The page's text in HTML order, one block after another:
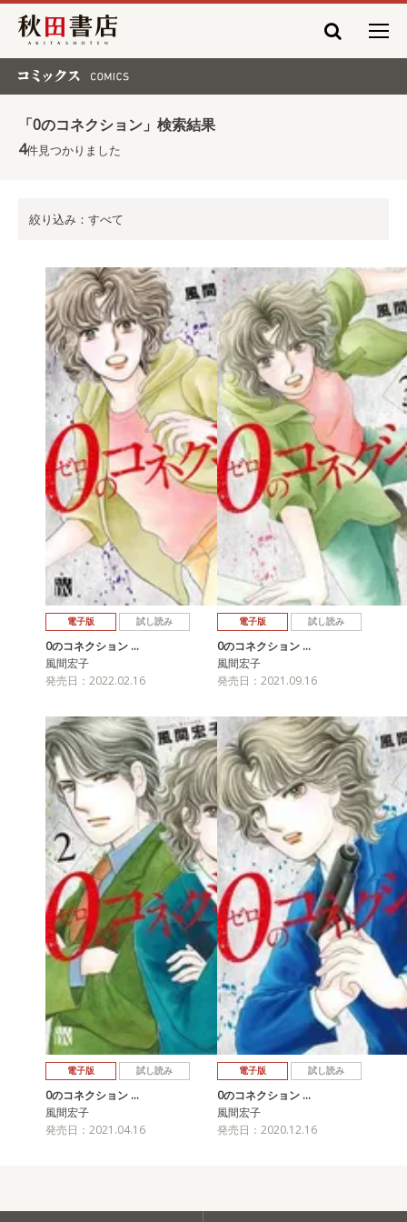
秋田書店
「0のコネクション」検索結果
4件見つかりました
絞り込み：すべて
電子版 試し読み
0のコネクション …
風間宏子
発売日：2022.02.16
電子版 試し読み
0のコネクション …
風間宏子
発売日：2021.09.16
電子版 試し読み
0のコネクション …
風間宏子
発売日：2021.04.16
電子版 試し読み
0のコネクション …
風間宏子
発売日：2020.12.16